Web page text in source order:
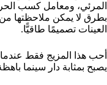
بطرق لا يمكن ملاحظتها من
العينات تصميمًا طاقيًّا.
أحب هذا المزيج فقط عندما
يصبح بمثابة دار سينما